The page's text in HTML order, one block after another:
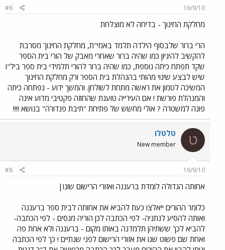
16/9/10
#6
מחלקת החינוך - בדיחה לא מוצלחת
הרי ברור שלבסוף הילדה תלמד באמי"ת, מחלקת החינוך מסרבת
להקשיב להיגיון כמו שהיה ברור שאחרי מאבק של הורי בית הספר
שקד תפתח כיתה נוספת, כמו שהיה ברור להורי תלמידי בית ספר ביל"ו
שיש לבצע שינוי מהותי בהנהלת בית הספר ורק מחלקת החינוך
המשיכה לטמון את ראשה מתחת לשולחן. והמשך ידוע - נפתחה כיתה
והמנהלת פורשת ! אם העירייה טוענת שהחוזה פקטיבי מדוע אינה
פונה למשטרה ? אולי מחשש של פתיחת "תיבת פנדורה" בנושא !!!!
ט טלטלו
New member
16/9/10
#8
אחותה הגדולה לומדת ברעננה ואזורי הרישום שונו|
כלומר ההורים ייאלצו כעת להביא את אחותה לבית ספר ברעננה
ואותה להסיע לנתניה- לפי הכתבה לכן הוריה מנסים - לפי הכתבה-
להביא לכך ששתיהן תלמדנה באותו מקום - ברעננה ולא אחת פה
ואחת שם פשוט שנו את אזורי הרישום לפני שנתיים ! כך לפי הכתבה